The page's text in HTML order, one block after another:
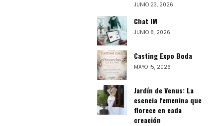
JUNIO 23, 2026
Chat IM
JUNIO 8, 2026
Casting Expo Boda
MAYO 15, 2026
Jardín de Venus: La
esencia femenina que
florece en cada
creación